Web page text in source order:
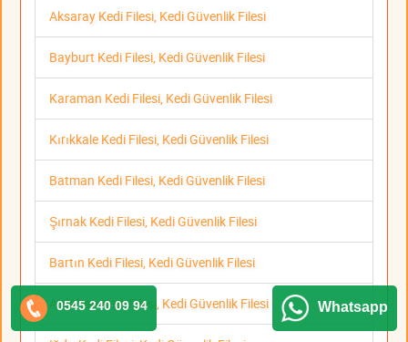
Aksaray Kedi Filesi, Kedi Güvenlik Filesi
Bayburt Kedi Filesi, Kedi Güvenlik Filesi
Karaman Kedi Filesi, Kedi Güvenlik Filesi
Kırıkkale Kedi Filesi, Kedi Güvenlik Filesi
Batman Kedi Filesi, Kedi Güvenlik Filesi
Şırnak Kedi Filesi, Kedi Güvenlik Filesi
Bartın Kedi Filesi, Kedi Güvenlik Filesi
Ardahan Kedi Filesi, Kedi Güvenlik Filesi
0545 240 09 94 Whatsapp